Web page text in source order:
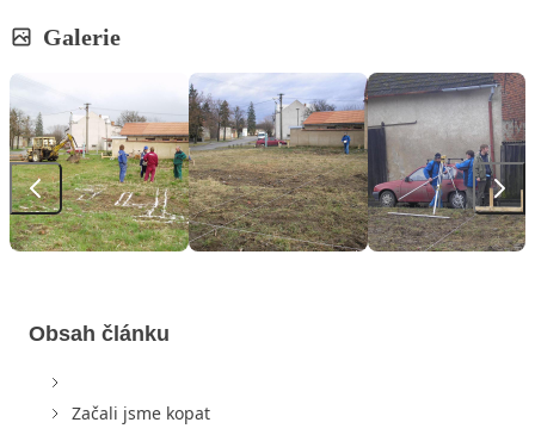
Galerie
Obsah článku
Začali jsme kopat